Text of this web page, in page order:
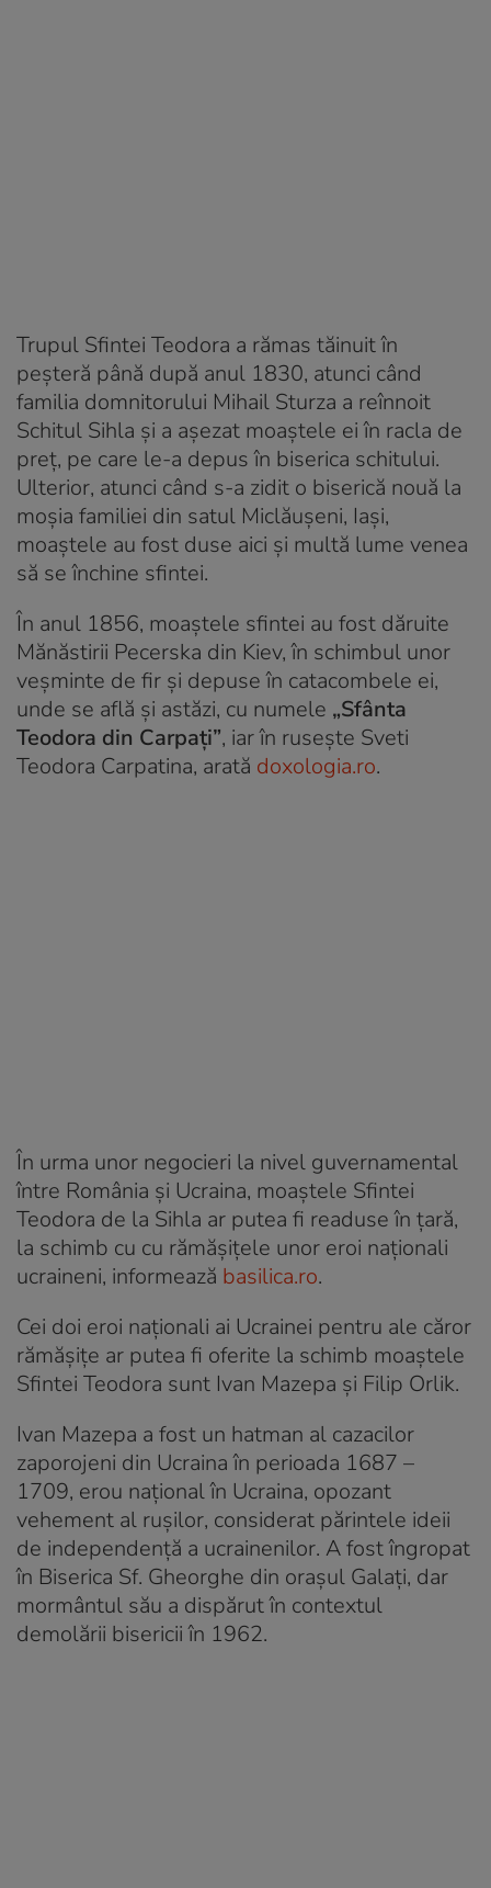
Trupul Sfintei Teodora a rămas tăinuit în
peșteră până după anul 1830, atunci când
familia domnitorului Mihail Sturza a reînnoit
Schitul Sihla și a așezat moaștele ei în racla de
preț, pe care le-a depus în biserica schitului.
Ulterior, atunci când s-a zidit o biserică nouă la
moșia familiei din satul Miclăușeni, Iași,
moaștele au fost duse aici și multă lume venea
să se închine sfintei.
În anul 1856, moaştele sfintei au fost dăruite
Mănăstirii Pecerska din Kiev, în schimbul unor
veşminte de fir şi depuse în catacombele ei,
unde se află şi astăzi, cu numele „Sfânta
Teodora din Carpaţi”, iar în ruseşte Sveti
Teodora Carpatina, arată doxologia.ro.
În urma unor negocieri la nivel guvernamental
între România şi Ucraina, moaştele Sfintei
Teodora de la Sihla ar putea fi readuse în ţară,
la schimb cu cu rămășițele unor eroi naționali
ucraineni, informează basilica.ro.
Cei doi eroi naționali ai Ucrainei pentru ale căror
rămășițe ar putea fi oferite la schimb moaștele
Sfintei Teodora sunt Ivan Mazepa și Filip Orlik.
Ivan Mazepa a fost un hatman al cazacilor
zaporojeni din Ucraina în perioada 1687 –
1709, erou național în Ucraina, opozant
vehement al rușilor, considerat părintele ideii
de independență a ucrainenilor. A fost îngropat
în Biserica Sf. Gheorghe din orașul Galați, dar
mormântul său a dispărut în contextul
demolării bisericii în 1962.